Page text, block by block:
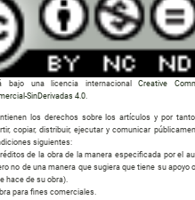
bajo una licencia internacionalCreative
SinDerivadas 4.0
los derechos sobre los artículos y por
copiar, distribuir, ejecutar y comunicar
siguientes:
de la obra de la manera especificada por el
no de una manera que sugiera que tiene su apoyo
hace de su obra).
para fines comerciales.